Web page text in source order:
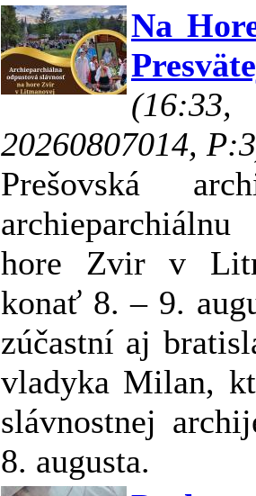
Na
20260807014,
Prešovská
hore Zvir v
konať 8. – 9.
zúčastní aj
vladyka Milan,
slávnostnej
8. augusta.